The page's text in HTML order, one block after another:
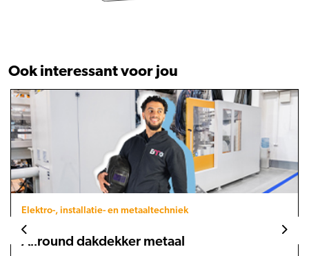
Ook interessant voor jou
Elektro-, installatie- en metaaltechniek
Allround dakdekker metaal